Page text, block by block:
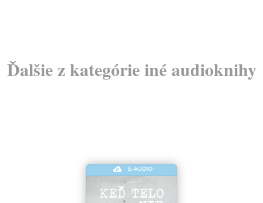
Ďalšie z kategórie iné audioknihy
E-AUDIO